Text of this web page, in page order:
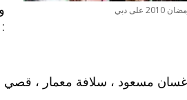
على دبي
و
:
غسان مسعود ، سلافة معمار ، قصي